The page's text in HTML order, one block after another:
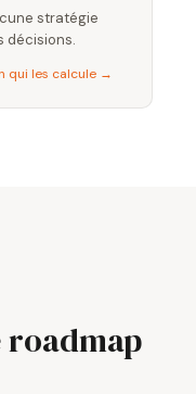
stratégie
décisions.
qui les calcule →
roadmap